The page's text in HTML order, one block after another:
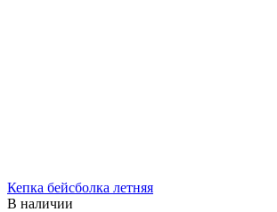
Кепка бейсболка летняя
В наличии